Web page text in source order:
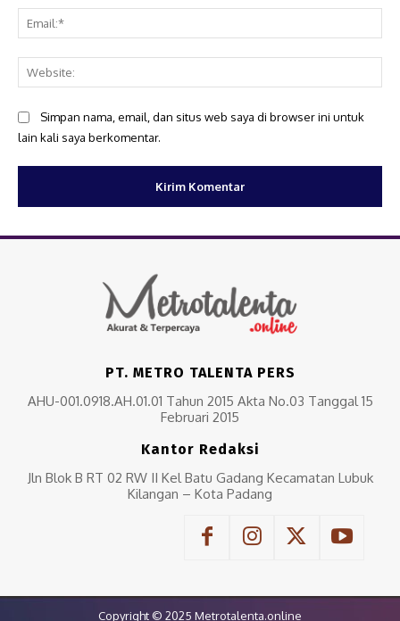
Simpan nama, email, dan situs web saya di browser ini untuk
lain kali saya berkomentar.
PT. METRO TALENTA PERS
AHU-001.0918.AH.01.01 Tahun 2015 Akta No.03 Tanggal 15
Februari 2015
Kantor Redaksi
Jln Blok B RT 02 RW II Kel Batu Gadang Kecamatan Lubuk
Kilangan – Kota Padang
Copyright © 2025 Metrotalenta.online